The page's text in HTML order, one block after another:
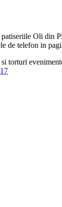
Oli din
de telefon in
torturi